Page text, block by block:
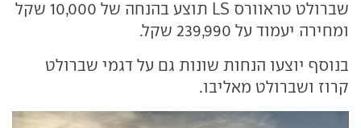
שברולט טראוורס LS תוצע בהנחה של 10,000 שקל
ומחירה יעמוד על 239,990 שקל.
בנוסף יוצעו הנחות שונות גם על דגמי שברולט
קרוז ושברולט מאליבו.